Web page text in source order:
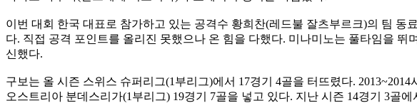
이번 대회 한국 대표로 참가하고 있는 공격수 황희찬(레드불 잘츠부르크)의 팀
다. 직접 공격 포인트를 올리진 못했으나 온 힘을 다했다. 미나미노는 풀타임을
신했다.
구보는 올 시즌 스위스 슈퍼리그(1부리그)에서 17경기 4골을 터뜨렸다.
오스트리아 분데스리가(1부리그) 19경기 7골을 넣고 있다. 지난 시즌 14경기 3골